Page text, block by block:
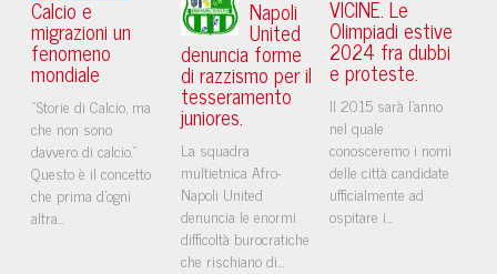
Calcio e
migrazioni un
fenomeno
mondiale
“Storie di Calcio, ma
che non sono
davvero di calcio.”
Questo è il concetto
che prima d'ogni
altra...
Napoli
United
denuncia forme
di razzismo per il
tesseramento
juniores.
La squadra
multietnica Afro-
Napoli United
denuncia le enormi
difficoltà burocratiche
che rischiano di...
VICINE. Le
Olimpiadi estive
2024 fra dubbi
e proteste.
Il 2015 sarà l'anno
nel quale
conosceremo i nomi
delle città candidate
ufficialmente ad
ospitare i...